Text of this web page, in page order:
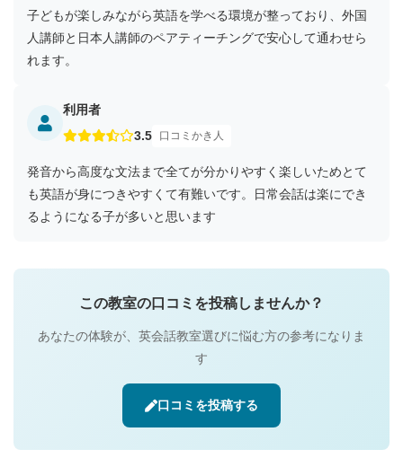
子どもが楽しみながら英語を学べる環境が整っており、外国
人講師と日本人講師のペアティーチングで安心して通わせら
れます。
利用者
3.5
口コミかき人
発音から高度な文法まで全てが分かりやすく楽しいためとて
も英語が身につきやすくて有難いです。日常会話は楽にでき
るようになる子が多いと思います
この教室の口コミを投稿しませんか？
あなたの体験が、英会話教室選びに悩む方の参考になりま
す
口コミを投稿する